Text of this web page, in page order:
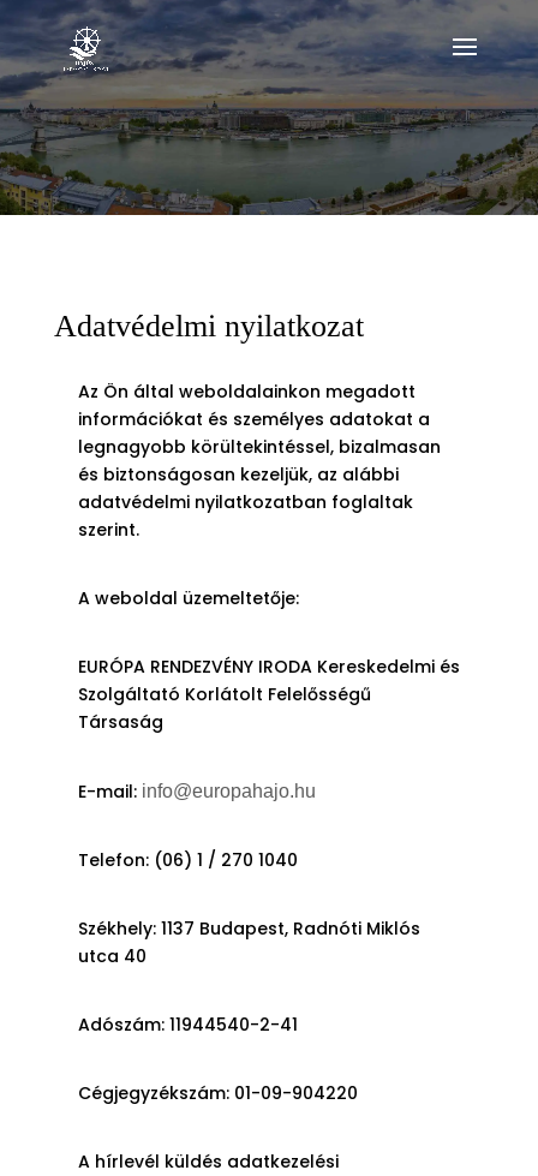
Adatvédelmi nyilatkozat
Az Ön által weboldalainkon megadott
információkat és személyes adatokat a
legnagyobb körültekintéssel, bizalmasan
és biztonságosan kezeljük, az alábbi
adatvédelmi nyilatkozatban foglaltak
szerint.
A weboldal üzemeltetője:
EURÓPA RENDEZVÉNY IRODA Kereskedelmi és
Szolgáltató Korlátolt Felelősségű
Társaság
E-mail: info@europahajo.hu
Telefon: (06) 1 / 270 1040
Székhely: 1137 Budapest, Radnóti Miklós
utca 40
Adószám: 11944540-2-41
Cégjegyzékszám: 01-09-904220
A hírlevél küldés adatkezelési